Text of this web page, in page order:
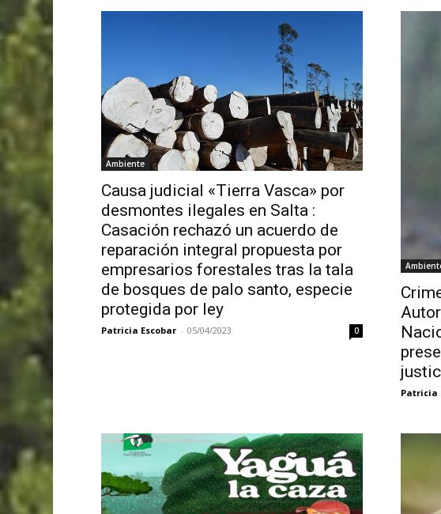
Ambiente
Causa judicial «Tierra Vasca» por
desmontes ilegales en Salta :
Casación rechazó un acuerdo de
reparación integral propuesta por
empresarios forestales tras la tala
de bosques de palo santo, especie
protegida por ley
Patricia Escobar - 05/04/2023 0
Patricia